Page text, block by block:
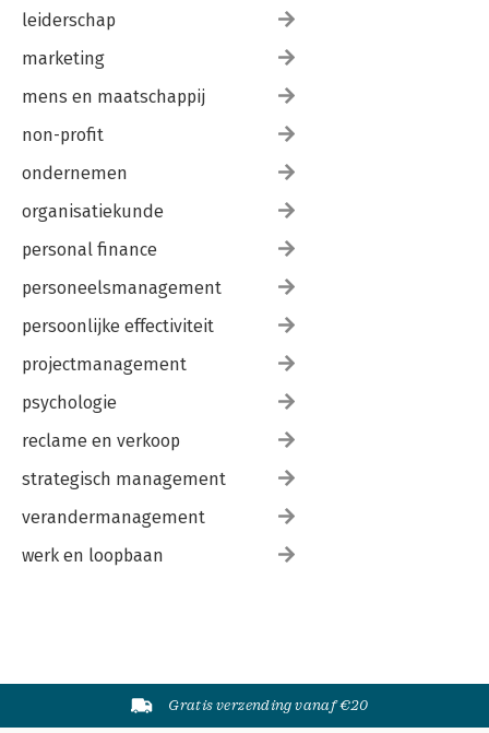
leiderschap
marketing
mens en maatschappij
non-profit
ondernemen
organisatiekunde
personal finance
personeelsmanagement
persoonlijke effectiviteit
projectmanagement
psychologie
reclame en verkoop
strategisch management
verandermanagement
werk en loopbaan
Gratis verzending vanaf €20